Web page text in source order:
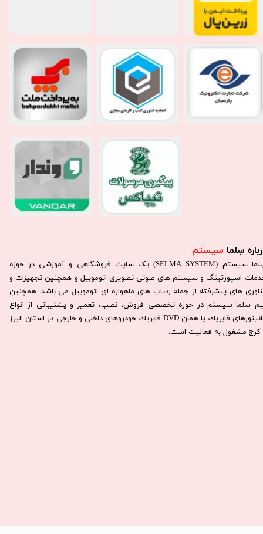
سِلما سیستم​​​​​​​
سِلما سيستم (SELMA SYSTEM) یک سایت فروشگاهی و آموزشی در حوزه
اسپورتینگ و سیستم های صوتی تصویری اتوموبیل و همچنین تجهیزات و
های پیشرفته از جمله ردیاب های ماهواره ای اتوموبیل می باشد. همچنين
سلما سيستم در حوزه تخصصی فروش، نصب، تعمير و پشتيبانی از انواع
مانيتورهای فابريك يا همان DVD فابريك خودروهای داخلی و خارجی در استان البرز
كرج مشغول به فعاليت است.​​​​​​​